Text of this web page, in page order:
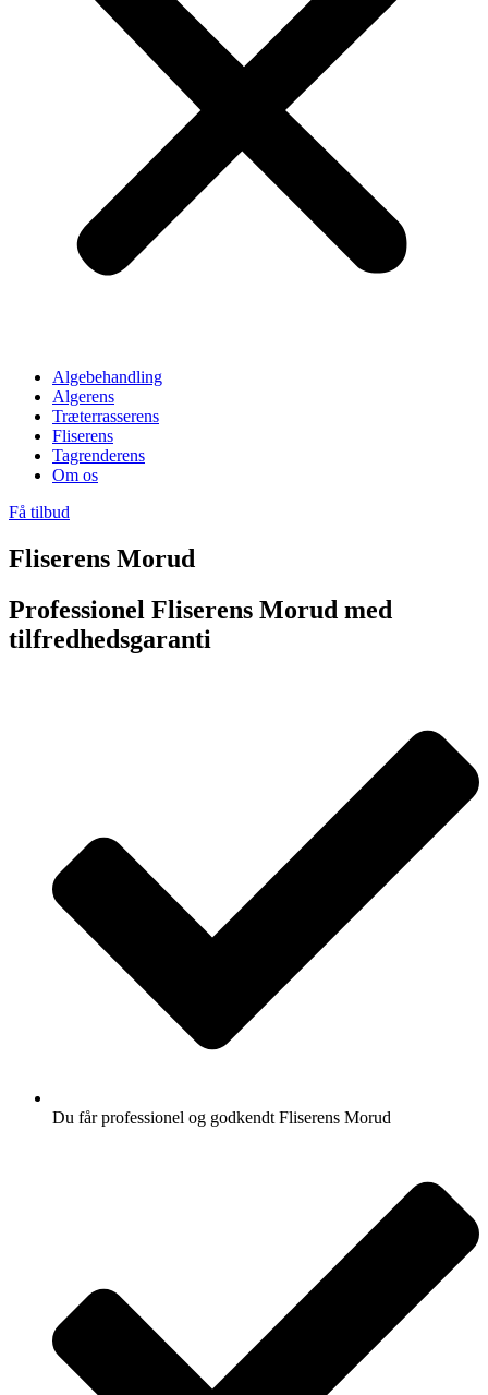
Algebehandling
Algerens
Træterrasserens
Fliserens
Tagrenderens
Om os
Få tilbud
Fliserens Morud
Professionel Fliserens Morud med
tilfredhedsgaranti
Du får professionel og godkendt Fliserens Morud